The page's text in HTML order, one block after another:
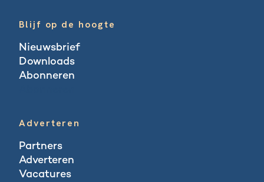
Blijf op de hoogte
Nieuwsbrief
Downloads
Abonneren
Adverteren
Partners
Adverteren
Vacatures